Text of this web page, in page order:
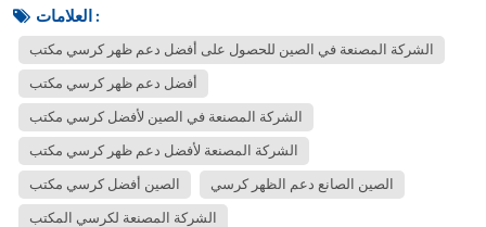
العلامات :
الشركة المصنعة في الصين للحصول على أفضل دعم ظهر كرسي مكتب
أفضل دعم ظهر كرسي مكتب
الشركة المصنعة في الصين لأفضل كرسي مكتب
الشركة المصنعة لأفضل دعم ظهر كرسي مكتب
الصين أفضل كرسي مكتب الصين الصانع دعم الظهر كرسي
الشركة المصنعة لكرسي المكتب